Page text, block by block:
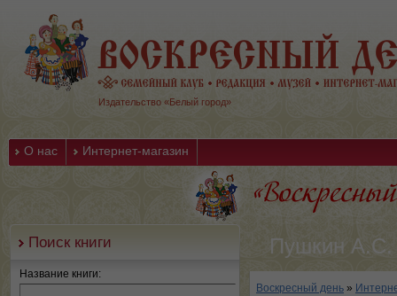
Издательство «Белый город»
О нас Интернет-магазин
Поиск книги
Название книги:
Пушкин А.С.
Воскресный день »